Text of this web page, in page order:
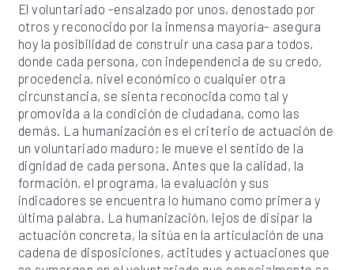
El voluntariado -ensalzado por unos, denostado por
otros y reconocido por la inmensa mayoría- asegura
hoy la posibilidad de construir una casa para todos,
donde cada persona, con independencia de su credo,
procedencia, nivel económico o cualquier otra
circunstancia, se sienta reconocida como tal y
promovida a la condición de ciudadana, como las
demás. La humanización es el criterio de actuación de
un voluntariado maduro; le mueve el sentido de la
dignidad de cada persona. Antes que la calidad, la
formación, el programa, la evaluación y sus
indicadores se encuentra lo humano como primera y
última palabra. La humanización, lejos de disipar la
actuación concreta, la sitúa en la articulación de una
cadena de disposiciones, actitudes y actuaciones que